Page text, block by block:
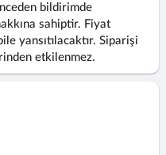
bildirimde
sahiptir. Fiyat
yansıtılacaktır. Siparişi
etkilenmez.